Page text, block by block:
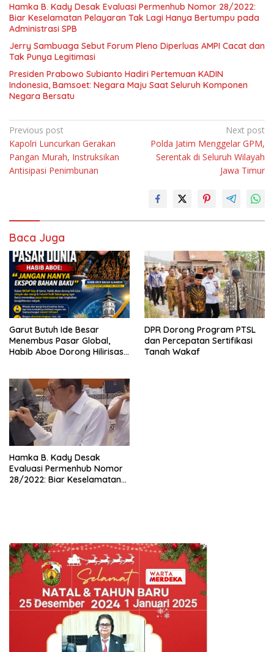
Hamka B. Kady Desak Evaluasi Permenhub Nomor 28/2022:
Biar Keselamatan Pelayaran Tak Lagi Hanya Bertumpu pada
Administrasi SPB
Jerry Sambuaga Sebut Forum Pleno Diperluas AMPI Cacat dan
Tak Punya Legitimasi
Presiden Prabowo Subianto Hadiri Pertemuan KADIN
Indonesia, Bamsoet: Negara Maju Saat Seluruh Komponen
Negara Bersatu
Navigasi
pos
Previous post
Kapolri Luncurkan Gerakan
Pangan Murah, Instruksikan
Antisipasi Penimbunan
Next post
Polda Jatim Menggelar GPM,
Serentak di Seluruh Wilayah
Jawa Timur
Baca Juga
Garut Butuh Ide Besar
Menembus Pasar Global,
Habib Aboe Dorong Hilirisasi
DPR Dorong Program PTSL
dan Percepatan Sertifikasi
Tanah Wakaf
Hamka B. Kady Desak
Evaluasi Permenhub Nomor
28/2022: Biar Keselamatan